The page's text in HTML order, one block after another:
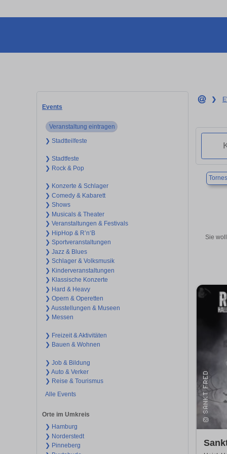
Events
Veranstaltung eintragen
❯ Stadtteilfeste
❯ Stadtfeste
❯ Rock & Pop
❯ Konzerte & Schlager
❯ Comedy & Kabarett
❯ Shows
❯ Musicals & Theater
❯ Veranstaltungen & Festivals
❯ HipHop & R’n‘B
❯ Sportveranstaltungen
❯ Jazz & Blues
❯ Schlager & Volksmusik
❯ Kinderveranstaltungen
❯ Klassische Konzerte
❯ Hard & Heavy
❯ Opern & Operetten
❯ Ausstellungen & Museen
❯ Messen
❯ Freizeit & Aktivitäten
❯ Bauen & Wohnen
❯ Job & Bildung
❯ Auto & Verker
❯ Reise & Tourismus
Alle Events
Orte im Umkreis
❯ Hamburg
❯ Norderstedt
❯ Pinneberg
❯
Sie